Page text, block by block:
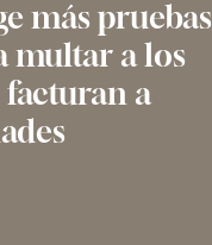
más pruebas
multar a los
a